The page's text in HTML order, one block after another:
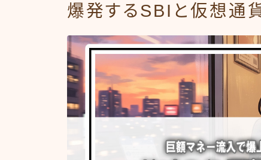
出品ノウハ
Yahoo出品
メルカリ販売
爆発するSBIと仮想通